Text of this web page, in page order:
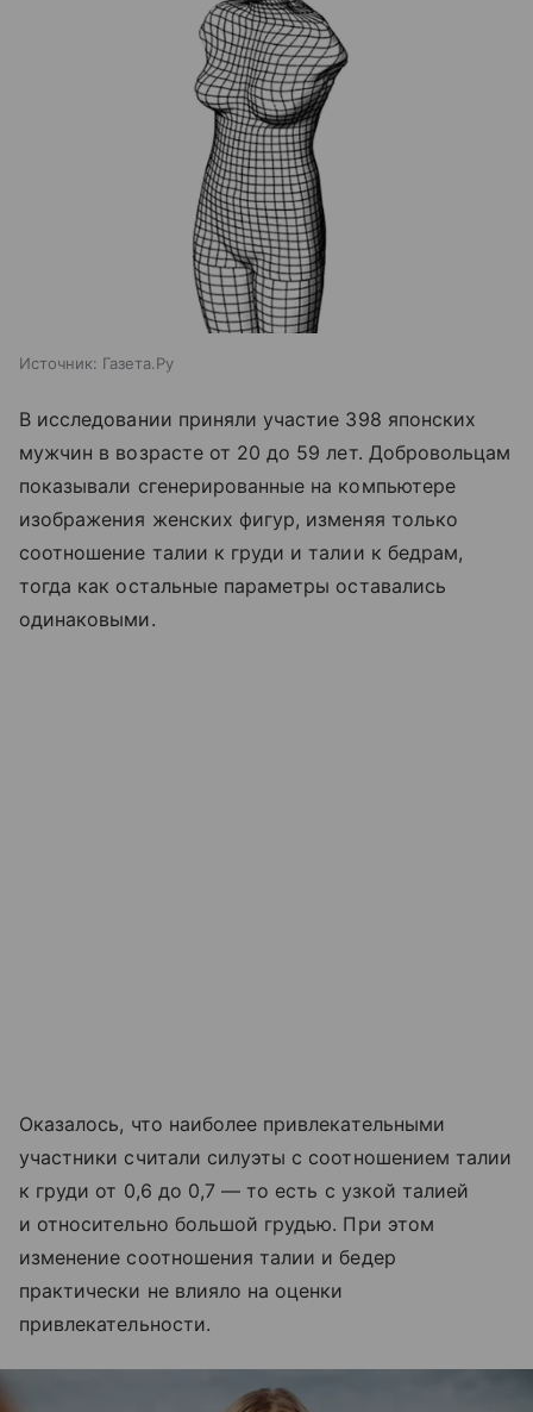
Источник: Газета.Ру
В исследовании приняли участие 398 японских
мужчин в возрасте от 20 до 59 лет. Добровольцам
показывали сгенерированные на компьютере
изображения женских фигур, изменяя только
соотношение талии к груди и талии к бедрам,
тогда как остальные параметры оставались
одинаковыми.
Оказалось, что наиболее привлекательными
участники считали силуэты с соотношением талии
к груди от 0,6 до 0,7 — то есть с узкой талией
и относительно большой грудью. При этом
изменение соотношения талии и бедер
практически не влияло на оценки
привлекательности.